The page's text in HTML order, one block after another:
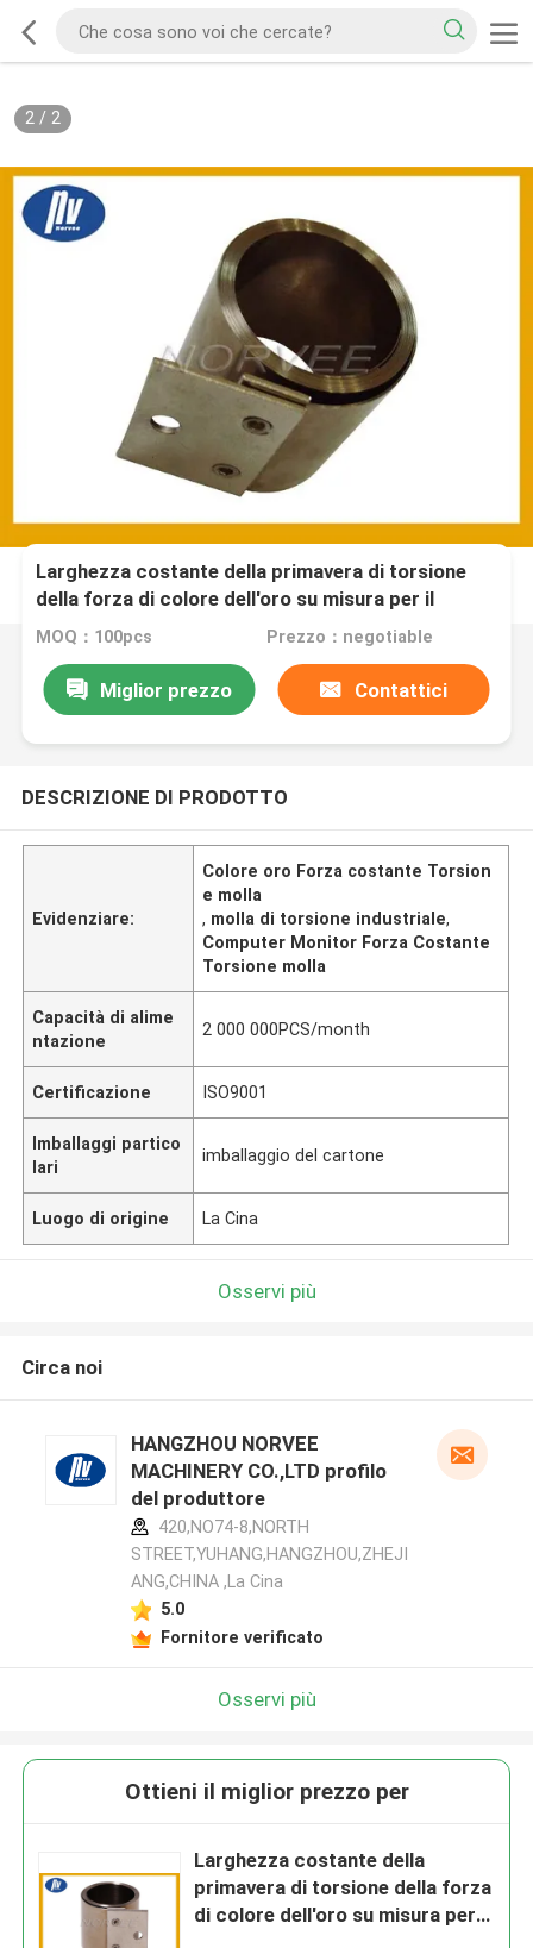
2/ 2
Larghezza costante della primavera di torsione
della forza di colore dell'oro su misura per il
monitor del computer
MOQ：100pcs Prezzo：negotiable
Miglior prezzo Contattici
DESCRIZIONE DI PRODOTTO
Evidenziare:
Colore oro Forza costante Torsion
e molla
, molla di torsione industriale,
Computer Monitor Forza Costante
Torsione molla
Capacità di alime
ntazione
2 000 000PCS/month
Certificazione ISO9001
Imballaggi partico
lari
imballaggio del cartone
Luogo di origine La Cina
Osservi più
Circa noi
HANGZHOU NORVEE
MACHINERY CO.,LTD profilo
del produttore
420,NO74-8,NORTH
STREET,YUHANG,HANGZHOU,ZHEJI
ANG,CHINA ,La Cina
5.0
Fornitore verificato
Osservi più
Ottieni il miglior prezzo per
Larghezza costante della
primavera di torsione della forza
di colore dell'oro su misura per il